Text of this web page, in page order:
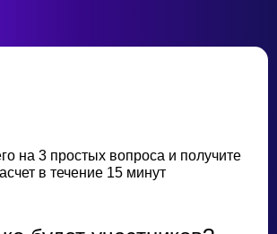
на 3 простых вопроса и получите
в течение 15 минут